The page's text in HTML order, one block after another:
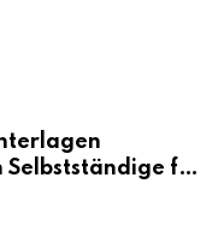
Selbstständige für